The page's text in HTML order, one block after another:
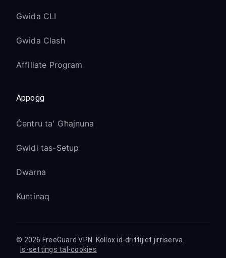
Gwida CLI
Gwida Clash
Affiliate Program
Appoġġ
Ċentru ta' Għajnuna
Gwidi tas-Setup
Dwarna
Kuntinaq
© 2026 FreeGuard VPN. Kollox id-drittijiet jirriserva.
Is-settings tal-cookies